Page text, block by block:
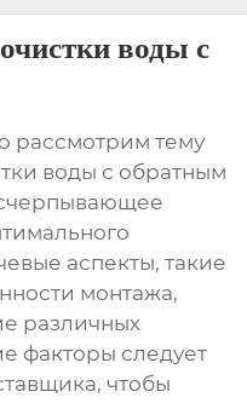
воды с
рассмотрим тему
воды с обратным
аспекты, такие
монтажа,
различных
факторы следует
чтобы